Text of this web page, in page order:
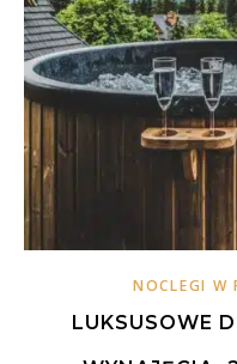
NOCLEGI W
LUKSUSOWE